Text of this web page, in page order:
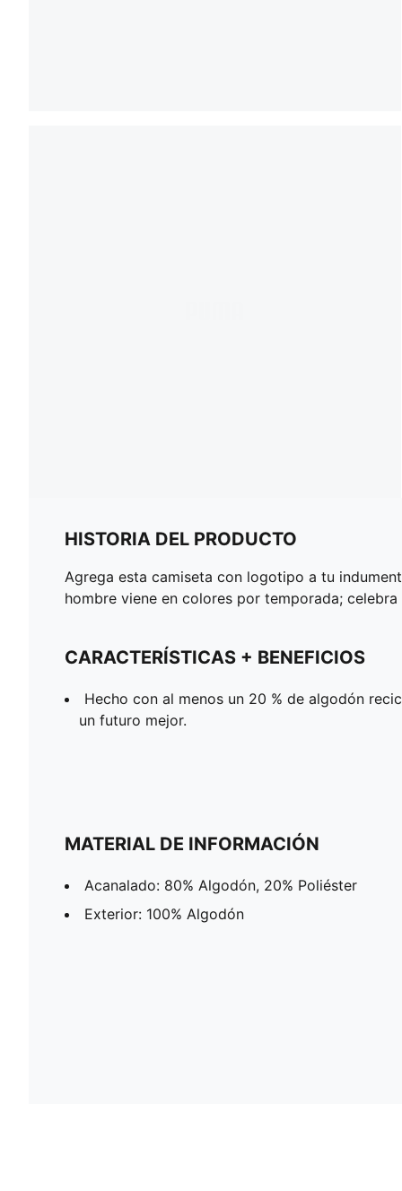
HISTORIA DEL PRODUCTO
Agrega esta camiseta con logotipo a tu
hombre viene en colores por temporada;
CARACTERÍSTICAS + BENEFICIOS
Hecho con al menos un 20 % de algodón
un futuro mejor.
MATERIAL DE INFORMACIÓN
Acanalado: 80% Algodón, 20% Poliéster
Exterior: 100% Algodón